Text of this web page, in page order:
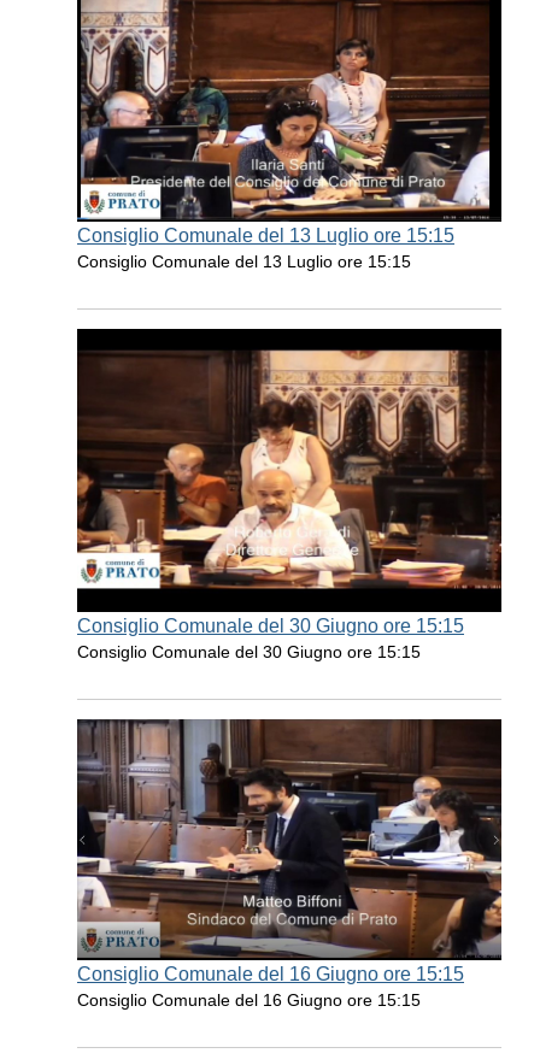
Consiglio Comunale del 13 Luglio ore 15:15
Consiglio Comunale del 13 Luglio ore 15:15
Consiglio Comunale del 30 Giugno ore 15:15
Consiglio Comunale del 30 Giugno ore 15:15
Consiglio Comunale del 16 Giugno ore 15:15
Consiglio Comunale del 16 Giugno ore 15:15